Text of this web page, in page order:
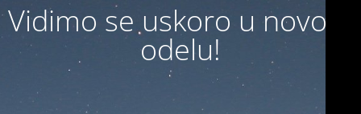
Vidimo se uskoro u novom
odelu!